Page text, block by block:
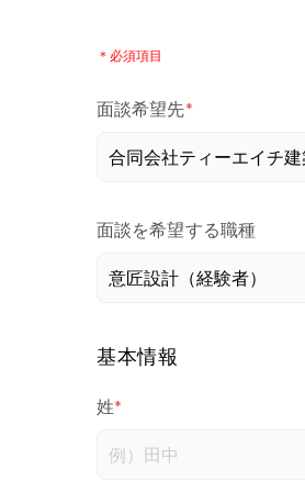
＊必須項目
面談希望先*
面談を希望する職種
基本情報
姓*